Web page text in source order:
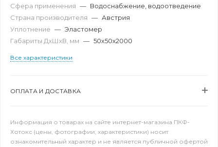
Сфера применения — Водоснабжение, водоотведение
Страна производителя — Австрия
Уплотнение — Эластомер
Габариты ДхШхВ, мм — 50х50х2000
Все характеристики
ОПЛАТА И ДОСТАВКА
Информация о товарах на сайте интернет-магазина ПКФ-
Хотокс (цены, фотографии, характеристики) носит
ознакомительный характер и не является публичной офертой